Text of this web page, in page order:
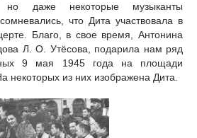
но даже некоторые музыканты
что Дита участвовала в
Благо, в свое время, Антонина
Л. О. Утёсова, подарила нам ряд
9 мая 1945 года на площади
некоторых из них изображена Дита.